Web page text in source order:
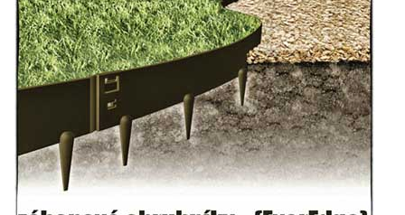
Hrob vojáků Rudé armády na hřbitově v
Račicích
Hrob Jiřího Dovhomilji na hřbitově v
Hrob Antonína Medáčka na hřbitově v
Račicích
Hrob Josefa Moravce a Miroslava Moravce